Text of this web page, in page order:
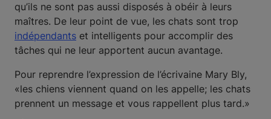
qu’ils ne sont pas aussi disposés à obéir à leurs
maîtres. De leur point de vue, les chats sont trop
indépendants et intelligents pour accomplir des
tâches qui ne leur apportent aucun avantage.
Pour reprendre l’expression de l’écrivaine Mary Bly,
«les chiens viennent quand on les appelle; les chats
prennent un message et vous rappellent plus tard.»